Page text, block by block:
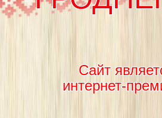
Сайт
интернет-